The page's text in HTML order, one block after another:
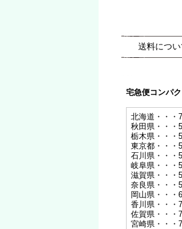
送料につい
宅急便コンパ
北海道・・・
秋田県・・・
栃木県・・・
東京都・・・
石川県・・・
岐阜県・・・
滋賀県・・・
奈良県・・・
岡山県・・・
香川県・・・
佐賀県・・・
宮崎県・・・